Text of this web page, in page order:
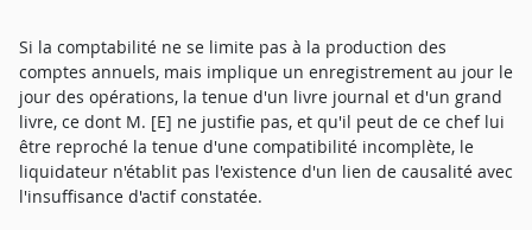
Si la comptabilité ne se limite pas à la production des
comptes annuels, mais implique un enregistrement au jour le
jour des opérations, la tenue d'un livre journal et d'un grand
livre, ce dont M. [E] ne justifie pas, et qu'il peut de ce chef lui
être reproché la tenue d'une compatibilité incomplète, le
liquidateur n'établit pas l'existence d'un lien de causalité avec
l'insuffisance d'actif constatée.